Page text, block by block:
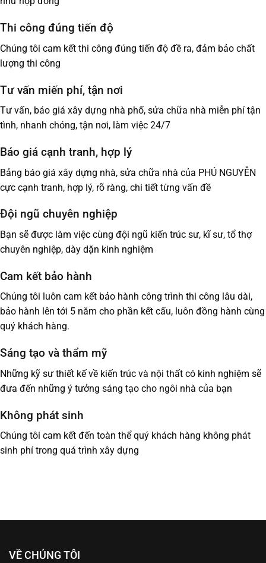
Thi công đúng tiến độ
Chúng tôi cam kết thi công đúng tiến độ đề ra, đảm bảo chất
lượng thi công
Tư vấn miến phí, tận nơi
Tư vấn, báo giá xây dựng nhà phố, sửa chữa nhà miễn phí tận
tình, nhanh chóng, tận nơi, làm việc 24/7
Báo giá cạnh tranh, hợp lý
Bảng báo giá xây dựng nhà, sửa chữa nhà của PHÚ NGUYỄN
cực cạnh tranh, hợp lý, rõ ràng, chi tiết từng vấn đề
Đội ngũ chuyên nghiệp
Bạn sẽ được làm việc cùng đội ngũ kiến trúc sư, kĩ sư, tổ thợ
chuyên nghiệp, dày dặn kinh nghiệm
Cam kết bảo hành
Chúng tôi luôn cam kết bảo hành công trình thi công lâu dài,
bảo hành lên tới 5 năm cho phần kết cấu, luôn đồng hành cùng
quý khách hàng.
Sáng tạo và thẩm mỹ
Những kỹ sư thiết kế về kiến trúc và nội thất có kinh nghiệm sẽ
đưa đến những ý tưởng sáng tạo cho ngôi nhà của bạn
Không phát sinh
Chúng tôi cam kết đến toàn thể quý khách hàng không phát
sinh phí trong quá trình xây dựng
VỀ CHÚNG TÔI